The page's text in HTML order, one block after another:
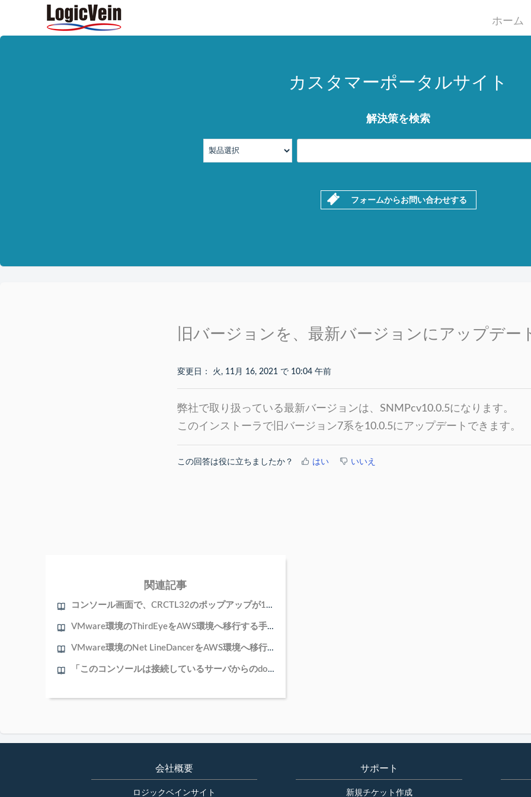
ホーム
カスタマーポータルサイト
解決策を検索
フォームからお問い合わせする
旧バージョンを、最新バージョンにアップデー
変更日： 火, 11月 16, 2021 で 10:04 午前
弊社で取り扱っている最新バージョンは、SNMPcv10.0.5になります。
このインストーラで旧バージョン7系を10.0.5にアップデートできます。
この回答は役に立ちましたか？ はい いいえ
関連記事
コンソール画面で、CRCTL32のポップアップが15個出力されました
VMware環境のThirdEyeをAWS環境へ移行する手順
VMware環境のNet LineDancerをAWS環境へ移行する手順
「このコンソールは接続しているサーバからのdownrevバージョンです。このコンソールソフトウエアをアップデートして下さい。」とは？
会社概要
ロジックベインサイト
サポート
新規チケット作成